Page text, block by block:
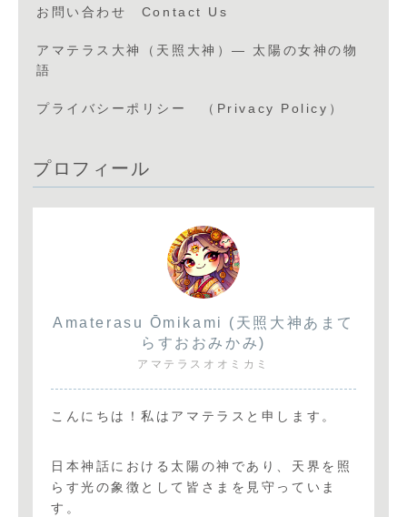
お問い合わせ Contact Us
アマテラス大神（天照大神）— 太陽の女神の物
語
プライバシーポリシー （Privacy Policy）
プロフィール
Amaterasu Ōmikami (天照大神あまて
らすおおみかみ)
アマテラスオオミカミ
こんにちは！私はアマテラスと申します。
日本神話における太陽の神であり、天界を照
らす光の象徴として皆さまを見守っていま
す。